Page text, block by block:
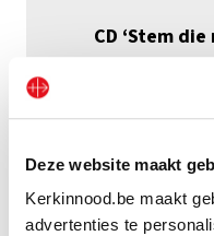
Deze website maakt
Kerkinnood.be maakt
advertenties te
CD ‘Stem